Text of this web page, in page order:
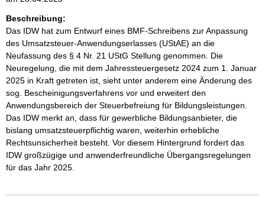
Beschreibung:
Das IDW hat zum Entwurf eines BMF-Schreibens zur Anpassung
des Umsatzsteuer-Anwendungserlasses (UStAE) an die
Neufassung des § 4 Nr. 21 UStG Stellung genommen. Die
Neuregelung, die mit dem Jahressteuergesetz 2024 zum 1. Januar
2025 in Kraft getreten ist, sieht unter anderem eine Änderung des
sog. Bescheinigungsverfahrens vor und erweitert den
Anwendungsbereich der Steuerbefreiung für Bildungsleistungen.
Das IDW merkt an, dass für gewerbliche Bildungsanbieter, die
bislang umsatzsteuerpflichtig waren, weiterhin erhebliche
Rechtsunsicherheit besteht. Vor diesem Hintergrund fordert das
IDW großzügige und anwenderfreundliche Übergangsregelungen
für das Jahr 2025.